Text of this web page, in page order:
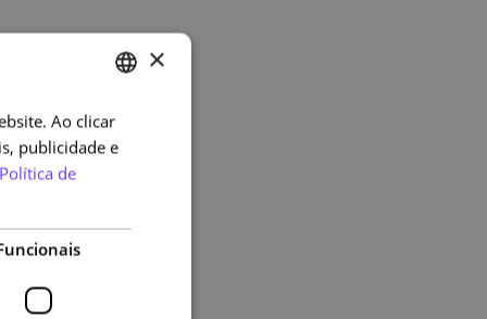
PORTUGUESE
ENGLISH
×
Ao clicar
publicidade e
de